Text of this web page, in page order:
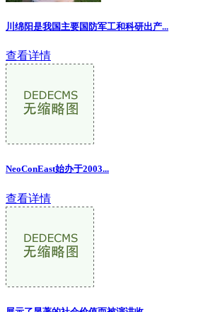
川绵阳是我国主要国防军工和科研出产...
查看详情
NeoConEast始办于2003...
查看详情